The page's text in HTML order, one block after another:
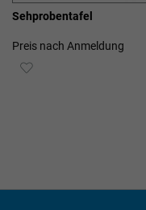
Sehprobentafel
Preis nach Anmeldung
ZUR